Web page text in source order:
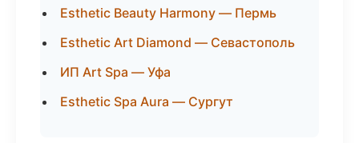
Esthetic Beauty Harmony — Пермь
Esthetic Art Diamond — Севастополь
ИП Art Spa — Уфа
Esthetic Spa Aura — Сургут